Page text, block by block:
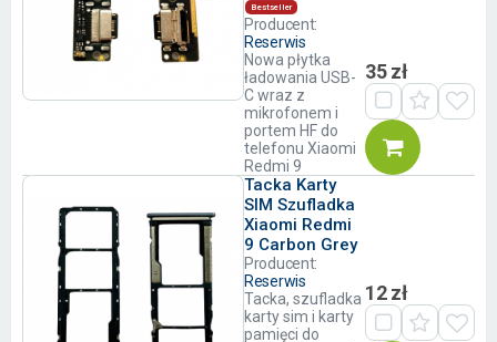
Bestseller
Producent:
Reserwis
Nowa płytka
ładowania USB-
C wraz z
mikrofonem i
portem HF do
telefonu Xiaomi
Redmi 9
35 zł
Tacka Karty
SIM Szufladka
Xiaomi Redmi
9 Carbon Grey
Producent:
Reserwis
Tacka, szufladka
karty sim i karty
pamięci do
12 zł